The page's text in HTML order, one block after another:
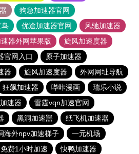
狗急加速器官网
鸟 优途加速器官网
风驰加速器
器外网苹果版
旋风加速度器
官网入口
原子加速器
器 旋风加速度器
外网网址导航
狂飙加速器 哔咔漫画
瑞乐小说
速器
雷霆vqn加速官网
黑洞加速噐
纸飞机加速器
海外npv加速梯子
一元机场
费1小时加速
快鸭加速器